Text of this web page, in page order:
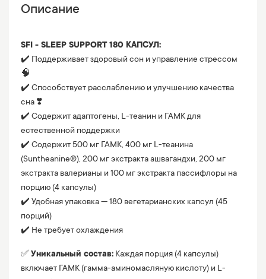
Описание
SFI - SLEEP SUPPORT 180 КАПСУЛ:
✔️ Поддерживает здоровый сон и управление стрессом
🧠
✔️ Способствует расслаблению и улучшению качества
сна ❣️
✔️ Содержит адаптогены, L-теанин и ГАМК для
естественной поддержки
✔️ Содержит 500 мг ГАМК, 400 мг L-теанина
(Suntheanine®), 200 мг экстракта ашвагандхи, 200 мг
экстракта валерианы и 100 мг экстракта пассифлоры на
порцию (4 капсулы)
✔️ Удобная упаковка — 180 вегетарианских капсул (45
порций)
✔️ Не требует охлаждения
✅ Уникальный состав: Каждая порция (4 капсулы)
включает ГАМК (гамма-аминомасляную кислоту) и L-